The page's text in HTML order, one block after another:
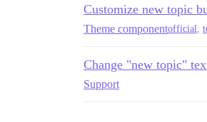
Customize new topic
Theme componentofficial,
Change "new topic"
Support